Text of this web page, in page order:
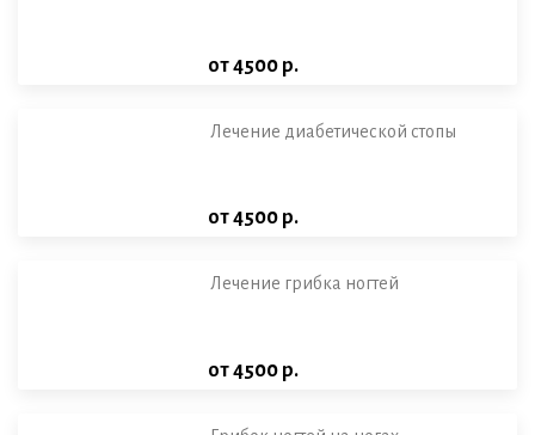
от 4500 р.
Лечение диабетической стопы
от 4500 р.
Лечение грибка ногтей
от 4500 р.